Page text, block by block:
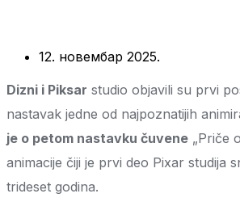
12. новембар 2025.
Dizni i Piksar studio objavili su prvi
nastavak jedne od najpoznatijih
je o petom nastavku čuvene „Priče
animacije čiji je prvi deo Pixar studija
trideset godina.